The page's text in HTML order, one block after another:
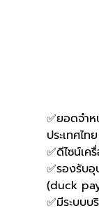
✅ยอดจำ
ประเทศไทย
✅ดีไซน์เ
✅รองรับ
(duck
✅มีระบบบ